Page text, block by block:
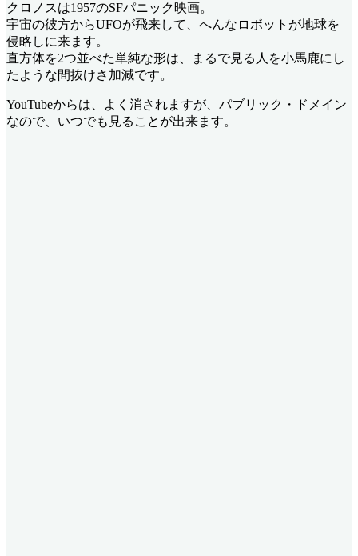
クロノスは1957のSFパニック映画。
宇宙の彼方からUFOが飛来して、へんなロボットが地球を
侵略しに来ます。
直方体を2つ並べた単純な形は、まるで見る人を小馬鹿にし
たような間抜けさ加減です。
YouTubeからは、よく消されますが、パブリック・ドメイン
なので、いつでも見ることが出来ます。